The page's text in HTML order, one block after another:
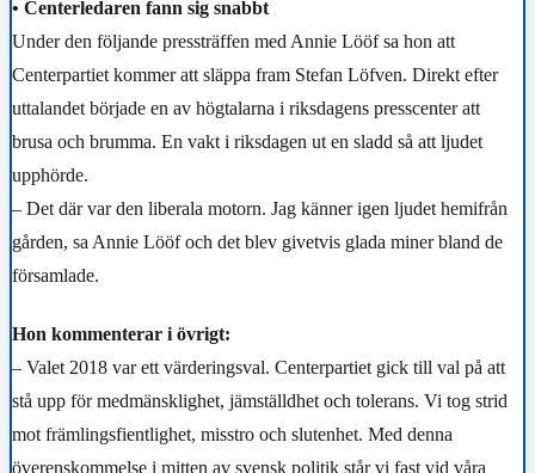
• Centerledaren fann sig snabbt
Under den följande pressträffen med Annie Lööf sa hon att
Centerpartiet kommer att släppa fram Stefan Löfven. Direkt efter
uttalandet började en av högtalarna i riksdagens presscenter att
brusa och brumma. En vakt i riksdagen ut en sladd så att ljudet
upphörde.
– Det där var den liberala motorn. Jag känner igen ljudet hemifrån
gården, sa Annie Lööf och det blev givetvis glada miner bland de
församlade.
Hon kommenterar i övrigt:
– Valet 2018 var ett värderingsval. Centerpartiet gick till val på att
stå upp för medmänsklighet, jämställdhet och tolerans. Vi tog strid
mot främlingsfientlighet, misstro och slutenhet. Med denna
överenskommelse i mitten av svensk politik står vi fast vid våra